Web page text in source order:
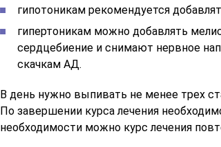
гипотоникам рекомендуется
гипертоникам можно добавлять
сердцебиение и снимают нервное
скачкам АД.
В день нужно выпивать не менее трех
По завершении курса лечения
необходимости можно курс лечения